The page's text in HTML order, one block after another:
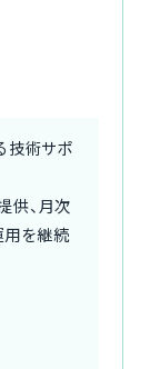
技術サポ
供、月次
用を継続